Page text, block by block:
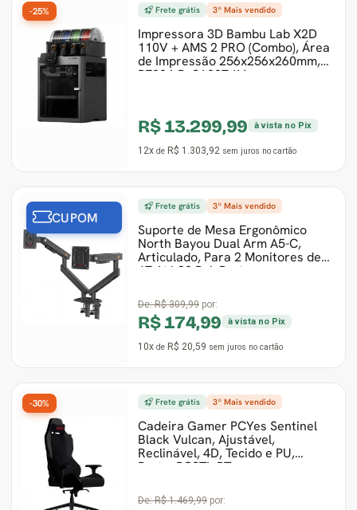
Frete grátis 3º Mais vendido
Impressora 3D Bambu Lab X2D
110V + AMS 2 PRO (Combo), Área
de Impressão 256x256x260mm,
PF004-P+SA007-LV
R$ 13.299,99 à vista no Pix
12x de R$ 1.303,92 sem juros no cartão
-25%
CUPOM
Frete grátis 3º Mais vendido
Suporte de Mesa Ergonômico
North Bayou Dual Arm A5-C,
Articulado, Para 2 Monitores de
17 Até 32 Pol, Pret
De:R$ 309,99 por:
R$ 174,99 à vista no Pix
10x de R$ 20,59 sem juros no cartão
Frete grátis 3º Mais vendido
Cadeira Gamer PCYes Sentinel
Black Vulcan, Ajustável,
Reclinável, 4D, Tecido e PU,
Preto, PCSTL-PT
De:R$ 1.469,99 por:
-30%